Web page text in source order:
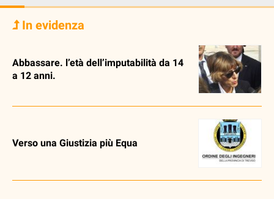
In evidenza
Abbassare. l’età dell’imputabilità da 14
a 12 anni.
Verso una Giustizia più Equa